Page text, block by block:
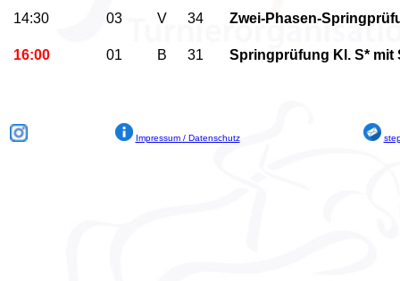
14:30 03 V 34 Zwei-Phasen-
16:00 01 B 31 Springprüfung Kl. S* mit
Impressum / Datenschutz